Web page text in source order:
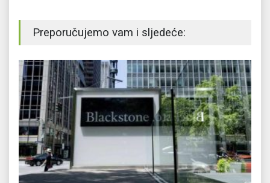
Preporučujemo vam i sljedeće: